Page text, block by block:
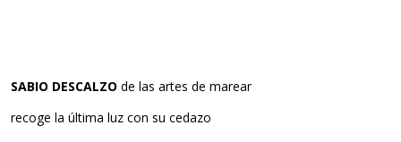
SABIO DESCALZO de las artes de marear
recoge la última luz con su cedazo